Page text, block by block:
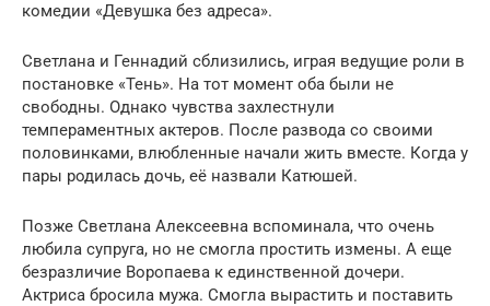
комедии «Девушка без адреса».
Светлана и Геннадий сблизились, играя ведущие роли в
постановке «Тень». На тот момент оба были не
свободны. Однако чувства захлестнули
темпераментных актеров. После развода со своими
половинками, влюбленные начали жить вместе. Когда у
пары родилась дочь, её назвали Катюшей.
Позже Светлана Алексеевна вспоминала, что очень
любила супруга, но не смогла простить измены. А еще
безразличие Воропаева к единственной дочери.
Актриса бросила мужа. Смогла вырастить и поставить